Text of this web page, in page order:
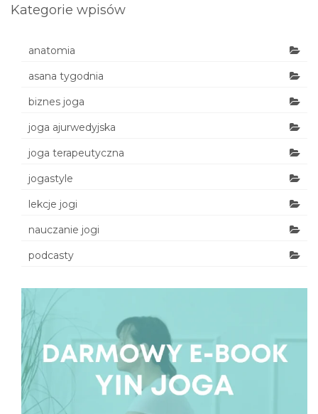
Kategorie wpisów
anatomia
asana tygodnia
biznes joga
joga ajurwedyjska
joga terapeutyczna
jogastyle
lekcje jogi
nauczanie jogi
podcasty